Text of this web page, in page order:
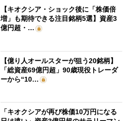
【キオクシア・ショック後に「株価倍
増」も期待できる注目銘柄5選】資産3
億円超・…
【億り人オールスターが狙う20銘柄】
「総資産69億円超」90歳現役トレーダ
ーから“10…
「キオクシアが再び株価10万円になる